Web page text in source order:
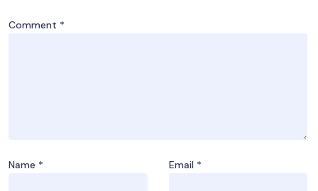
Comment *
Name * Email *